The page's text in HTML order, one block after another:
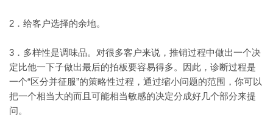
2．给客户选择的余地。
3．多样性是调味品。对很多客户来说，推销过程中做出一个决
定比他一下子做出最后的拍板要容易得多。因此，诊断过程是
一个“区分并征服”的策略性过程，通过缩小问题的范围，你可以
把一个相当大的而且可能相当敏感的决定分成好几个部分来提
问。